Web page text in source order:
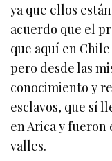
ya que ellos
acuerdo que el
que aquí en
pero desde las
conocimiento y
esclavos, que sí
en Arica y fueron
valles.